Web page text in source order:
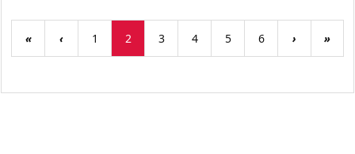
« ‹ 1 2 3 4 5 6 › »